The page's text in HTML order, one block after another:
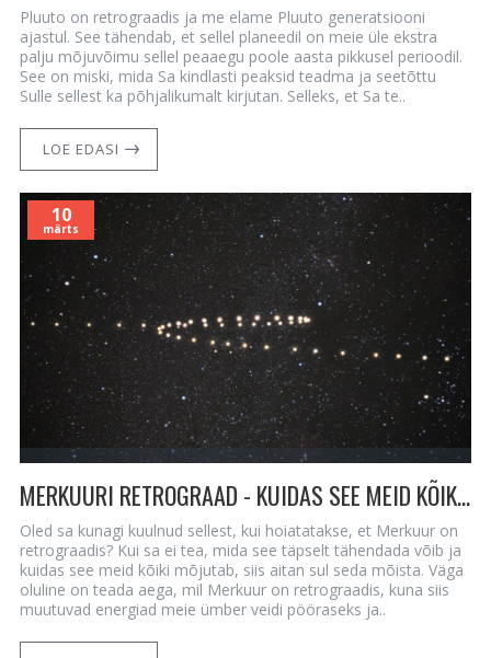
Pluuto on retrograadis ja me elame Pluuto generatsiooni
ajastul. See tähendab, et sellel planeedil on meie üle ekstra
palju mõjuvõimu sellel peaaegu poole aasta pikkusel perioodil.
See on miski, mida Sa kindlasti peaksid teadma ja seetõttu
Sulle sellest ka põhjalikumalt kirjutan. Selleks, et Sa te..
LOE EDASI
10
märts
MERKUURI RETROGRAAD - KUIDAS SEE MEID KÕIKI MÕJUTAB
Oled sa kunagi kuulnud sellest, kui hoiatatakse, et Merkuur on
retrograadis? Kui sa ei tea, mida see täpselt tähendada võib ja
kuidas see meid kõiki mõjutab, siis aitan sul seda mõista. Väga
oluline on teada aega, mil Merkuur on retrograadis, kuna siis
muutuvad energiad meie ümber veidi pööraseks ja..